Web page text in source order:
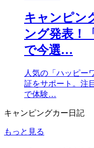
キャンピン
ング発表！
で今選…
人気の「ハッピー
証をサポート。注
で体験…
キャンピングカー日記
もっと見る